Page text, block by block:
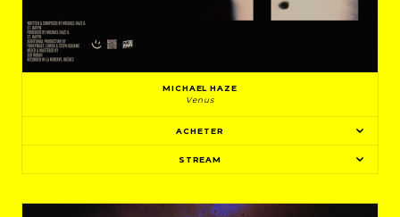
MICHAEL HAZE
Venus
ACHETER
STREAM